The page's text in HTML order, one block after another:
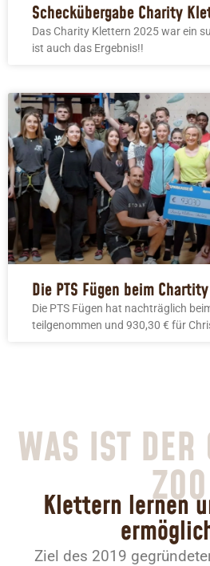
Scheckübergabe Charity
Das Charity Klettern 2025 war ein
ist auch das Ergebnis!!
Die PTS Fügen beim
Die PTS Fügen hat nachträglich
teilgenommen und 930,30 € für
WAS IST
ZOO
Klettern lernen
Ziel des 2019